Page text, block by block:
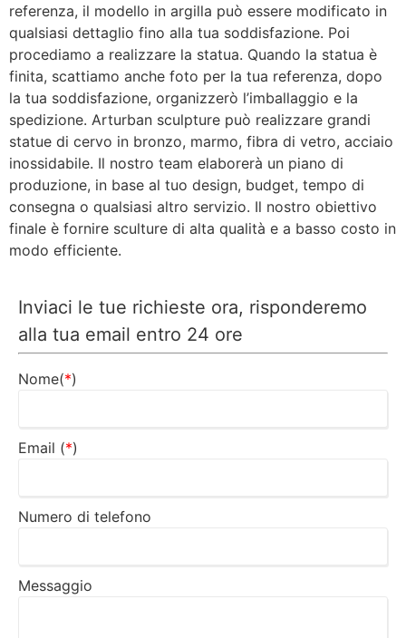
referenza, il modello in argilla può essere modificato in
qualsiasi dettaglio fino alla tua soddisfazione. Poi
procediamo a realizzare la statua. Quando la statua è
finita, scattiamo anche foto per la tua referenza, dopo
la tua soddisfazione, organizzerò l’imballaggio e la
spedizione. Arturban sculpture può realizzare grandi
statue di cervo in bronzo, marmo, fibra di vetro, acciaio
inossidabile. Il nostro team elaborerà un piano di
produzione, in base al tuo design, budget, tempo di
consegna o qualsiasi altro servizio. Il nostro obiettivo
finale è fornire sculture di alta qualità e a basso costo in
modo efficiente.
Inviaci le tue richieste ora, risponderemo
alla tua email entro 24 ore
Nome(*)
Email (*)
Numero di telefono
Messaggio